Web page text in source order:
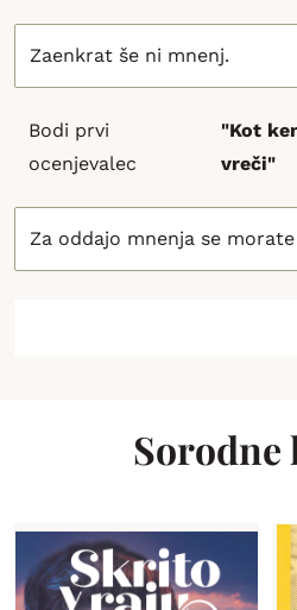
Zaenkrat še ni mnenj.
Bodi prvi
ocenjevalec
"Kot
vreči"
Za oddajo mnenja se morate
Sorodne